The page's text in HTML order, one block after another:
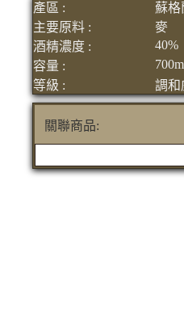
產區 :
蘇格
主要原料 :
麥
酒精濃度 :
40%
容量 :
等級 :
調和
關聯商品: